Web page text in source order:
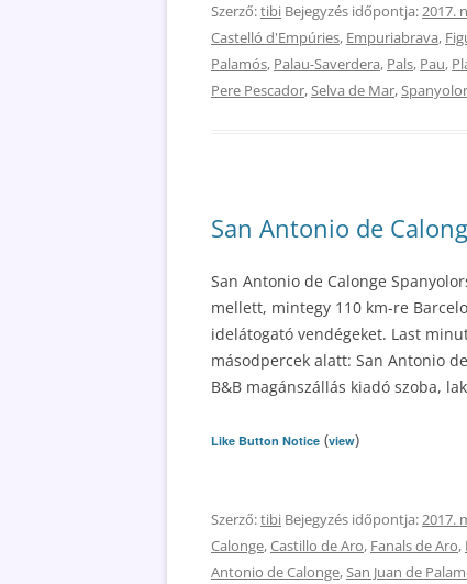
Szerző:tibi Bejegyzés időpontja:2017.
Castelló d'Empúries, Empuriabrava,
Palamós, Palau-Saverdera, Pals, Pau,
Pere Pescador,Selva de Mar,
San Antonio de
San Antonio de Calonge
mellett, mintegy 110 km-re
idelátogató vendégeket. Last
másodpercek alatt: San Antonio
B&B magánszállás kiadó szoba,
Like Button Notice (view)
Szerző:tibi Bejegyzés időpontja:2017.
Calonge,Castillo de Aro, Fanals de Aro,
Antonio de Calonge,San Juan de